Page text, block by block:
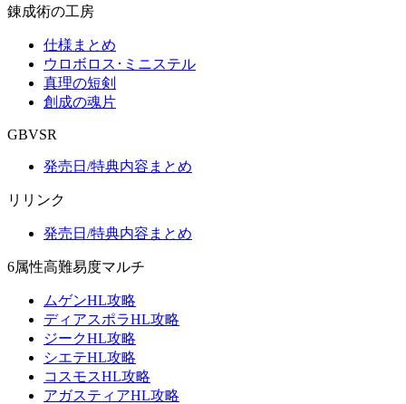
錬成術の工房
仕様まとめ
ウロボロス･ミニステル
真理の短剣
創成の魂片
GBVSR
発売日/特典内容まとめ
リリンク
発売日/特典内容まとめ
6属性高難易度マルチ
ムゲンHL攻略
ディアスポラHL攻略
ジークHL攻略
シエテHL攻略
コスモスHL攻略
アガスティアHL攻略